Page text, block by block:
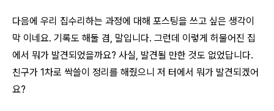
다음에 우리 집수리하는 과정에 대해 포스팅을 쓰고 싶은 생각이
막 이네요. 기록도 해둘 겸, 말입니다. 그런데 이렇게 허물어진 집
에서 뭐가 발견되었을까요? 사실, 발견될 만한 것도 없었답니다.
친구가 1차로 싹쓸이 정리를 해줬으니 저 터에서 뭐가 발견되겠어
요?